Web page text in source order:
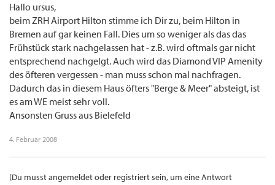
Hallo ursus,
beim ZRH Airport Hilton stimme ich Dir zu, beim Hilton in
Bremen auf gar keinen Fall. Dies um so weniger als das das
Frühstück stark nachgelassen hat - z.B. wird oftmals gar nicht
entsprechend nachgelgt. Auch wird das Diamond VIP Amenity
des öfteren vergessen - man muss schon mal nachfragen.
Dadurch das in diesem Haus öfters "Berge & Meer" absteigt, ist
es am WE meist sehr voll.
Ansonsten Gruss aus Bielefeld
4. Februar 2008
(Du musst angemeldet oder registriert sein, um eine Antwort